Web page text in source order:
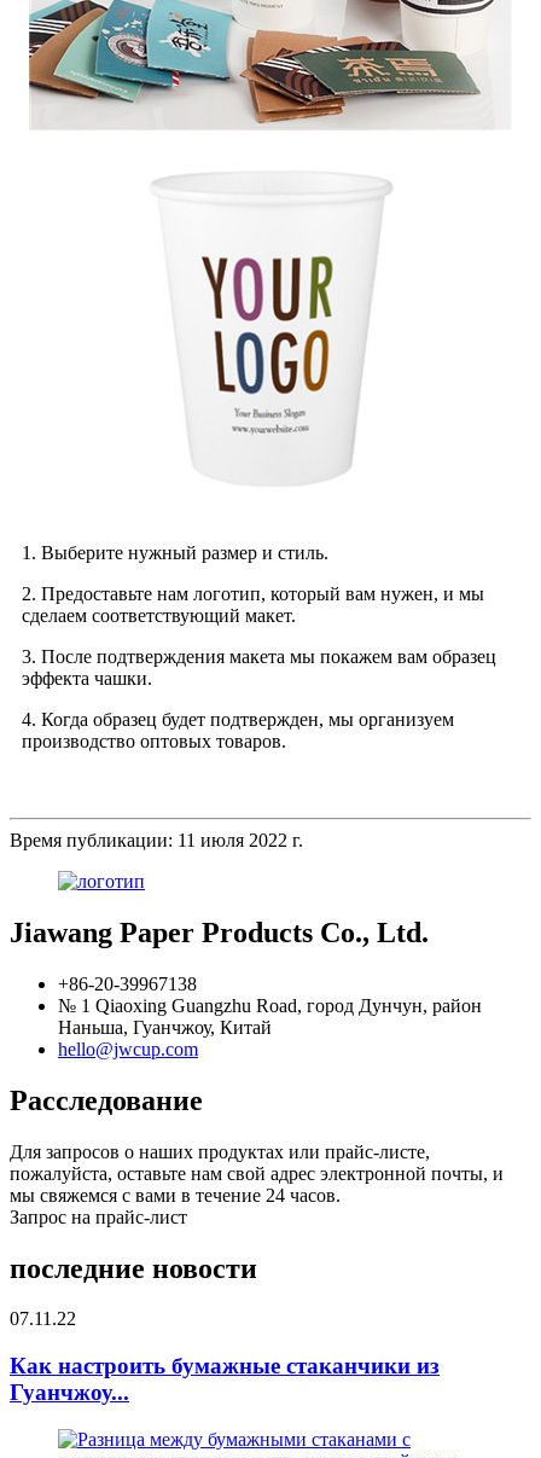
1. Выберите нужный размер и стиль.
2. Предоставьте нам логотип, который вам нужен, и мы
сделаем соответствующий макет.
3. После подтверждения макета мы покажем вам образец
эффекта чашки.
4. Когда образец будет подтвержден, мы организуем
производство оптовых товаров.
Время публикации: 11 июля 2022 г.
Jiawang Paper Products Co., Ltd.
+86-20-39967138
№ 1 Qiaoxing Guangzhu Road, город Дунчун, район
Наньша, Гуанчжоу, Китай
hello@jwcup.com
Расследование
Для запросов о наших продуктах или прайс-листе,
пожалуйста, оставьте нам свой адрес электронной почты, и
мы свяжемся с вами в течение 24 часов.
Запрос на прайс-лист
последние новости
07.11.22
Как настроить бумажные стаканчики из
Гуанчжоу...